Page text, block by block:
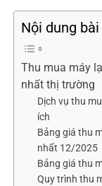
Nội dung
Thu mua máy
nhất thị trường
Dịch vụ thu
ích
Bảng giá thu
nhất 12/2025
Bảng giá thu
Quy trình thu